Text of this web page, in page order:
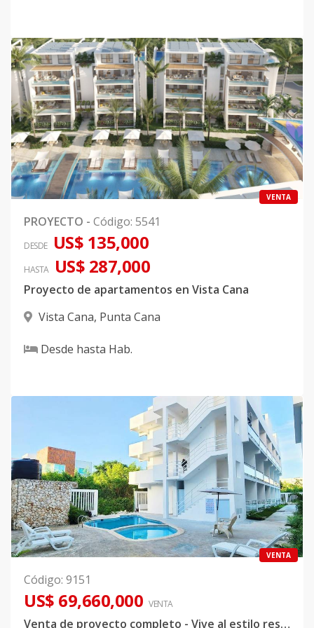
VENTA
PROYECTO - Código: 5541
DESDE US$ 135,000
HASTA US$ 287,000
Proyecto de apartamentos en Vista Cana
Vista Cana, Punta Cana
Desde hasta Hab.
VENTA
Código: 9151
US$ 69,660,000 VENTA
Venta de proyecto completo - Vive al estilo resort en Vista Cana